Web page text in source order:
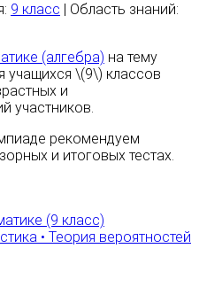
9 класс | Область знаний:
(алгебра) на тему
учащихся \(9\) классов
и
участников.
рекомендуем
и итоговых тестах.
(9 класс)
• Теория вероятностей